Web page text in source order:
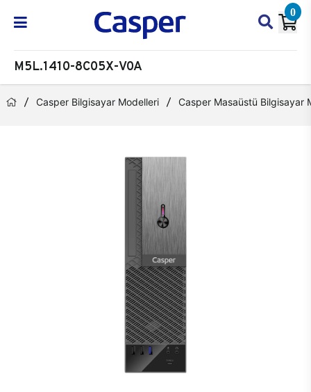
0
M5L.1410-8C05X-V0A
Casper Bilgisayar Modelleri Casper Masaüstü Bilgisayar